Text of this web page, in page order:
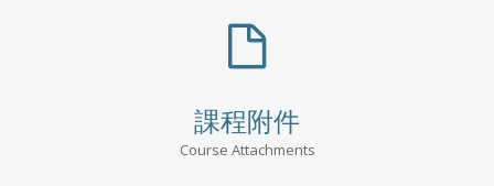
課程附件
Course Attachments